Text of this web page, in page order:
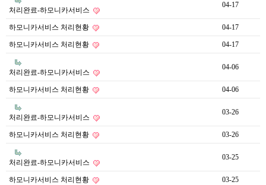
처리완료-하모니카서비스
04-17
하모니카서비스 처리현황 04-17
하모니카서비스 처리현황 04-17
처리완료-하모니카서비스
04-06
하모니카서비스 처리현황 04-06
처리완료-하모니카서비스
03-26
하모니카서비스 처리현황 03-26
처리완료-하모니카서비스
03-25
하모니카서비스 처리현황 03-25